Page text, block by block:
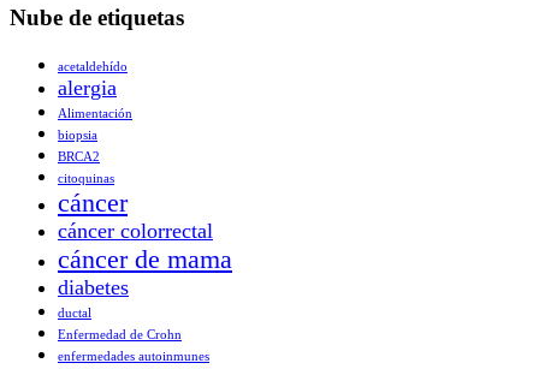
Nube de etiquetas
acetaldehído
alergia
Alimentación
biopsia
BRCA2
citoquinas
cáncer
cáncer colorrectal
cáncer de mama
diabetes
ductal
Enfermedad de Crohn
enfermedades autoinmunes